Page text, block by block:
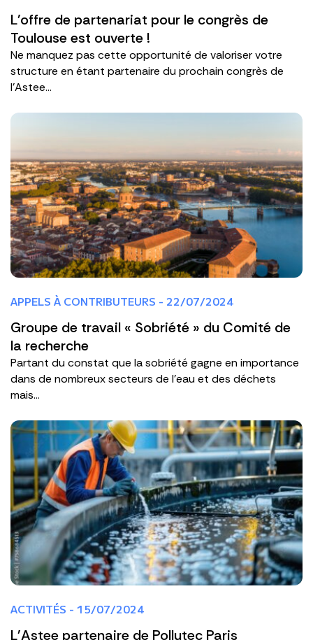
L'offre de partenariat pour le congrès de
Toulouse est ouverte !
Ne manquez pas cette opportunité de valoriser votre
structure en étant partenaire du prochain congrès de
l'Astee...
APPELS À CONTRIBUTEURS - 22/07/2024
Groupe de travail « Sobriété » du Comité de
la recherche
Partant du constat que la sobriété gagne en importance
dans de nombreux secteurs de l’eau et des déchets
mais...
ACTIVITÉS - 15/07/2024
L'Astee partenaire de Pollutec Paris